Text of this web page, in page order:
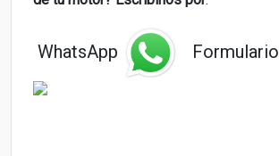
WhatsApp Formulario